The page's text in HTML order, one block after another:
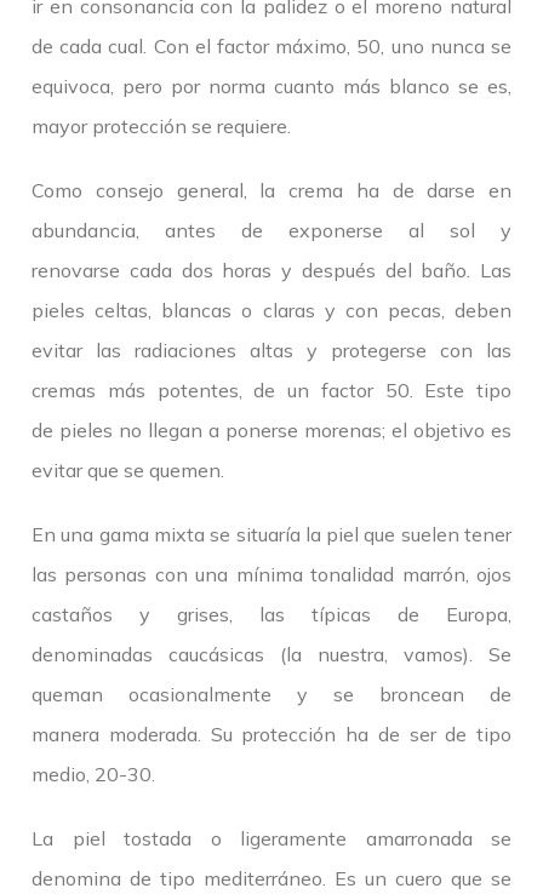
ir en consonancia con la palidez o el moreno natural
de cada cual. Con el factor máximo, 50, uno nunca se
equivoca, pero por norma cuanto más blanco se es,
mayor protección se requiere.
Como consejo general, la crema ha de darse en
abundancia, antes de exponerse al sol y
renovarse cada dos horas y después del baño. Las
pieles celtas, blancas o claras y con pecas, deben
evitar las radiaciones altas y protegerse con las
cremas más potentes, de un factor 50. Este tipo
de pieles no llegan a ponerse morenas; el objetivo es
evitar que se quemen.
En una gama mixta se situaría la piel que suelen tener
las personas con una mínima tonalidad marrón, ojos
castaños y grises, las típicas de Europa,
denominadas caucásicas (la nuestra, vamos). Se
queman ocasionalmente y se broncean de
manera moderada. Su protección ha de ser de tipo
medio, 20-30.
La piel tostada o ligeramente amarronada se
denomina de tipo mediterráneo. Es un cuero que se